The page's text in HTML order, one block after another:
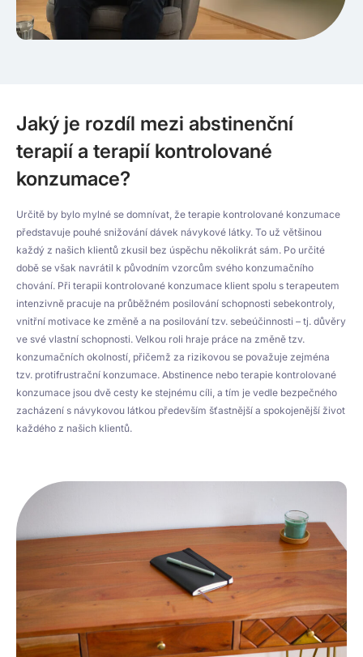
Jaký je rozdíl mezi abstinenční
terapií a terapií kontrolované
konzumace?
Určitě by bylo mylné se domnívat, že terapie kontrolované konzumace
představuje pouhé snižování dávek návykové látky. To už většinou
každý z našich klientů zkusil bez úspěchu několikrát sám. Po určité
době se však navrátil k původním vzorcům svého konzumačního
chování. Při terapii kontrolované konzumace klient spolu s terapeutem
intenzivně pracuje na průběžném posilování schopnosti sebekontroly,
vnitřní motivace ke změně a na posilování tzv. sebeúčinnosti – tj. důvěry
ve své vlastní schopnosti. Velkou roli hraje práce na změně tzv.
konzumačních okolností, přičemž za rizikovou se považuje zejména
tzv. protifrustrační konzumace. Abstinence nebo terapie kontrolované
konzumace jsou dvě cesty ke stejnému cíli, a tím je vedle bezpečného
zacházení s návykovou látkou především šťastnější a spokojenější život
každého z našich klientů.